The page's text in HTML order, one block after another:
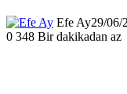
Efe Ay29/06/
0 348 Bir dakikadan az